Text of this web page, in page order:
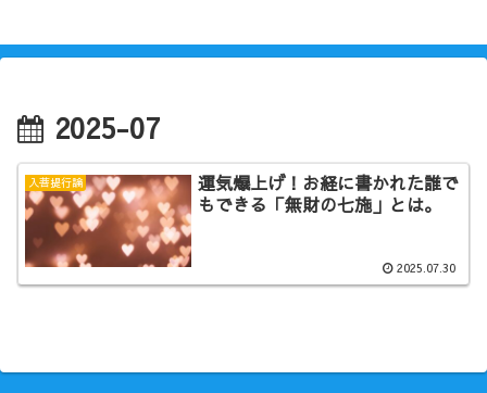
2025-07
入菩提行論
運気爆上げ！お経に書かれた誰で
もできる「無財の七施」とは。
2025.07.30